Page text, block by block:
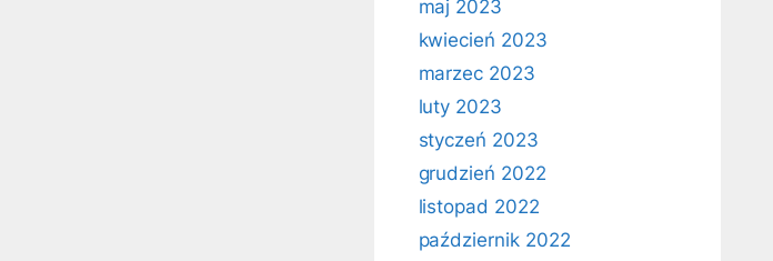
maj 2023
kwiecień 2023
marzec 2023
luty 2023
styczeń 2023
grudzień 2022
listopad 2022
październik 2022